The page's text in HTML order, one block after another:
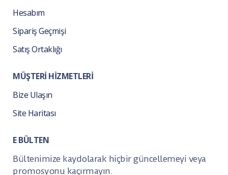
Hesabım
Sipariş Geçmişi
Satış Ortaklığı
MÜŞTERİ HİZMETLERİ
Bize Ulaşın
Site Haritası
E BÜLTEN
Bültenimize kaydolarak hiçbir güncellemeyi veya
promosyonu kaçırmayın.